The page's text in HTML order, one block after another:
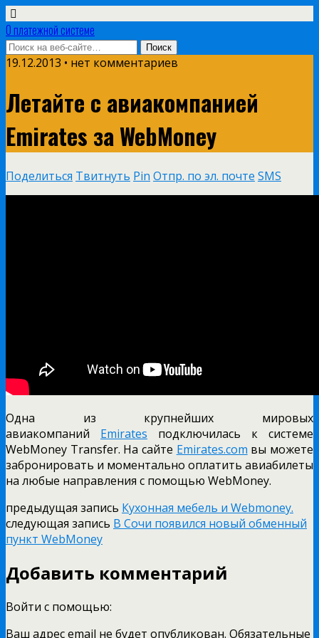
О платежной системе
19.12.2013 • нет комментариев
Летайте с авиакомпанией
Emirates за WebMoney
Поделиться Твитнуть Pin Отпр. по эл. почте SMS
Одна из крупнейших мировых
авиакомпаний Emirates подключилась к системе
WebMoney Transfer. На сайте Emirates.com вы можете
забронировать и моментально оплатить авиабилеты
на любые направления с помощью WebMoney.
предыдущая запись Кухонная мебель и Webmoney.
следующая запись В Сочи появился новый обменный
пункт WebMoney
Добавить комментарий
Войти с помощью:
Ваш адрес email не будет опубликован. Обязательные